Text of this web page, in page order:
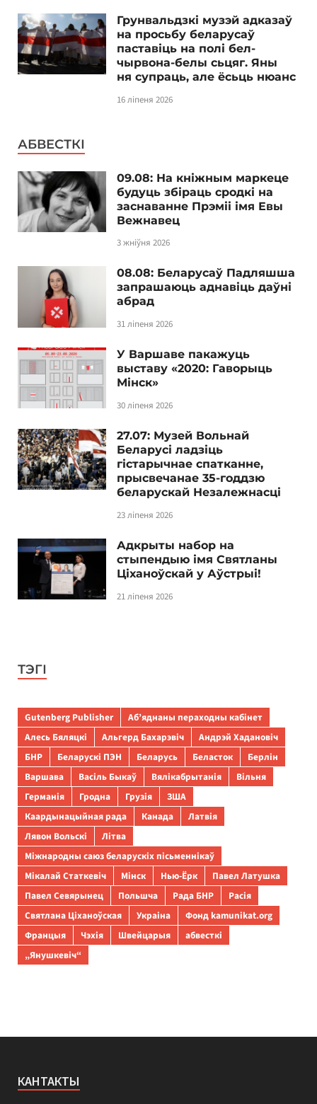
Грунвальдзкі музэй адказаў
на просьбу беларусаў
паставіць на полі бел-
чырвона-белы сьцяг. Яны
ня супраць, але ёсьць нюанс
16 ліпеня 2026
АБВЕСТКІ
09.08: На кніжным маркеце
будуць збіраць сродкі на
заснаванне Прэміі імя Евы
Вежнавец
3 жніўня 2026
08.08: Беларусаў Падляшша
запрашаюць аднавіць даўні
абрад
31 ліпеня 2026
У Варшаве пакажуць
выставу «2020: Гаворыць
Мінск»
30 ліпеня 2026
27.07: Музей Вольнай
Беларусі ладзіць
гістарычнае спатканне,
прысвечанае 35-годдзю
беларускай Незалежнасці
23 ліпеня 2026
Адкрыты набор на
стыпендыю імя Святланы
Ціханоўскай у Аўстрыі!
21 ліпеня 2026
ТЭГІ
Gutenberg Publisher
Аб’яднаны пераходны кабінет
Алесь Бяляцкі
Альгерд Бахарэвіч
Андрэй Хадановіч
БНР
Беларускі ПЭН Беларусь Беласток
Берлін
Варшава
Васіль Быкаў Вялікабрытанія
Вільня
Германія
Гродна Грузія
ЗША
Каардынацыйная рада
Канада
Латвія
Лявон Вольскі
Літва
Міжнародны саюз беларускіх пісьменнікаў
Мікалай Статкевіч
Мінск Нью-Ёрк
Павел Латушка
Павел Севярынец
Польшча Рада БНР
Расія
Святлана Ціханоўская
Украіна
Фонд kamunikat.org
Францыя
Чэхія Швейцарыя
абвесткі
„Янушкевіч“
КАНТАКТЫ